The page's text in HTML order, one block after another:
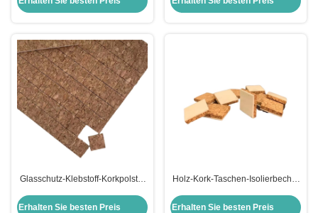
Glasschutz-Klebstoff-Korkpolster
allen Szenarien
Erhalten Sie besten Preis
Holz-Kork-Taschen-Isolierbecher
im modernen Design-Stil
Erhalten Sie besten Preis